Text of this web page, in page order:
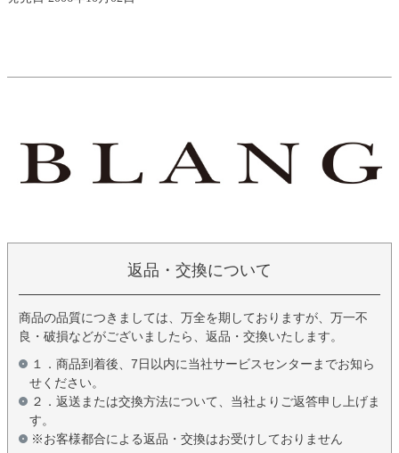
返品・交換について
商品の品質につきましては、万全を期しておりますが、万一不
良・破損などがございましたら、返品・交換いたします。
１．商品到着後、7日以内に当社サービスセンターまでお知ら
せください。
２．返送または交換方法について、当社よりご返答申し上げま
す。
※お客様都合による返品・交換はお受けしておりません